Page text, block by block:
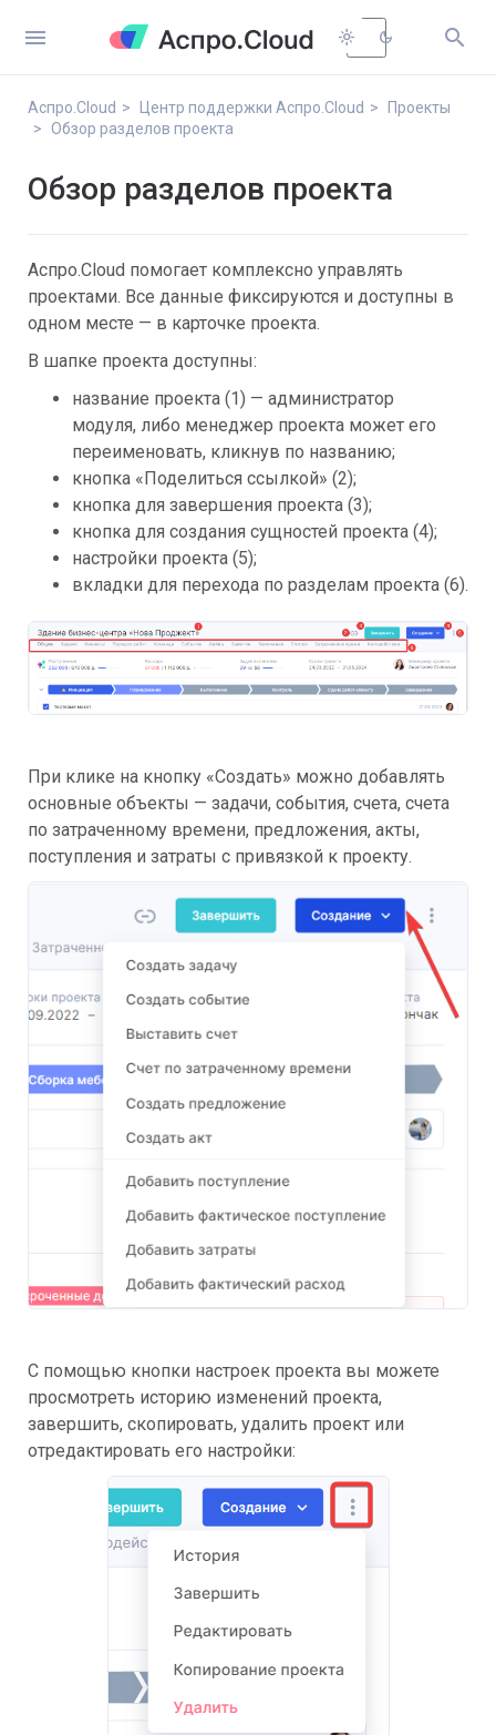
 light_mode dark_mode 
Аспро.Cloud Центр поддержки Аспро.Cloud
Проекты
Обзор разделов проекта
Обзор разделов проекта
Аспро.Cloud помогает комплексно управлять
проектами. Все данные фиксируются и доступны в
одном месте — в карточке проекта.
В шапке проекта доступны:
название проекта (1) — администратор
модуля, либо менеджер проекта может его
переименовать, кликнув по названию;
кнопка «Поделиться ссылкой» (2);
кнопка для завершения проекта (3);
кнопка для создания сущностей проекта (4);
настройки проекта (5);
вкладки для перехода по разделам проекта (6).
При клике на кнопку «Создать» можно добавлять
основные объекты — задачи, события, счета, счета
по затраченному времени, предложения, акты,
поступления и затраты с привязкой к проекту.
С помощью кнопки настроек проекта вы можете
просмотреть историю изменений проекта,
завершить, скопировать, удалить проект или
отредактировать его настройки: